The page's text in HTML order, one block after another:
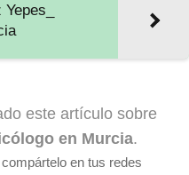
este artículo sobre
en Murcia.
en tus redes